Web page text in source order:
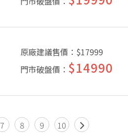
原廠建議售價： $17999
門市破盤價： $14990
7 8 9 10